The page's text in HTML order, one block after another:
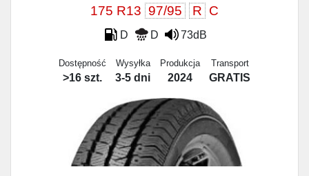
175 R13 97/95 R C
D D 73dB
Dostępność
>16 szt.
Wysyłka
3-5 dni
Produkcja
2024
Transport
GRATIS